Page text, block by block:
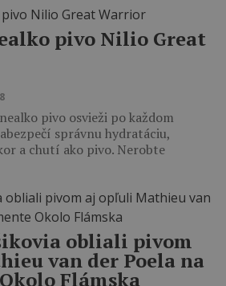
pivo Nilio Great
pivo osvieži po každom
správnu hydratáciu,
a chutí ako pivo. Nerobte
obliali pivom
van der Poela na
Flámska